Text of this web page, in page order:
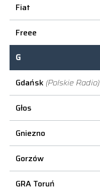
Fiat
Freee
G
Gdańsk (Polskie Radio)
Głos
Gniezno
Gorzów
GRA Toruń